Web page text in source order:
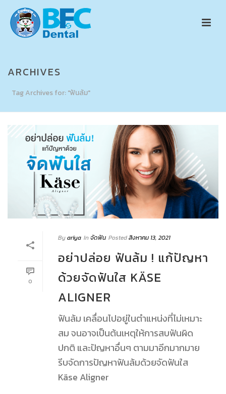
ARCHIVES
Tag Archives for: "ฟันล้ม"
0
Byariya Inจัดฟัน Postedสิงหาคม 13, 2021
อย่าปล่อย ฟันล้ม ! แก้ปัญหา
ด้วยจัดฟันใส KÄSE
ALIGNER
ฟันล้ม เคลื่อนไปอยู่ในตำแหน่งที่ไม่เหมาะ
สม จนอาจเป็นต้นเหตุให้การสบฟันผิด
ปกติ และปัญหาอื่นๆ ตามมาอีกมากมาย
รีบจัดการปัญหาฟันล้มด้วยจัดฟันใส
Käse Aligner